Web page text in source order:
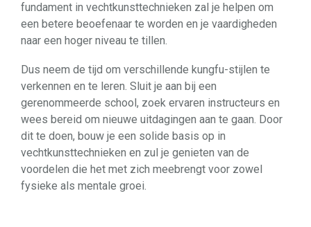
fundament in vechtkunsttechnieken zal je helpen om
een betere beoefenaar te worden en je vaardigheden
naar een hoger niveau te tillen.
Dus neem de tijd om verschillende kungfu-stijlen te
verkennen en te leren. Sluit je aan bij een
gerenommeerde school, zoek ervaren instructeurs en
wees bereid om nieuwe uitdagingen aan te gaan. Door
dit te doen, bouw je een solide basis op in
vechtkunsttechnieken en zul je genieten van de
voordelen die het met zich meebrengt voor zowel
fysieke als mentale groei.